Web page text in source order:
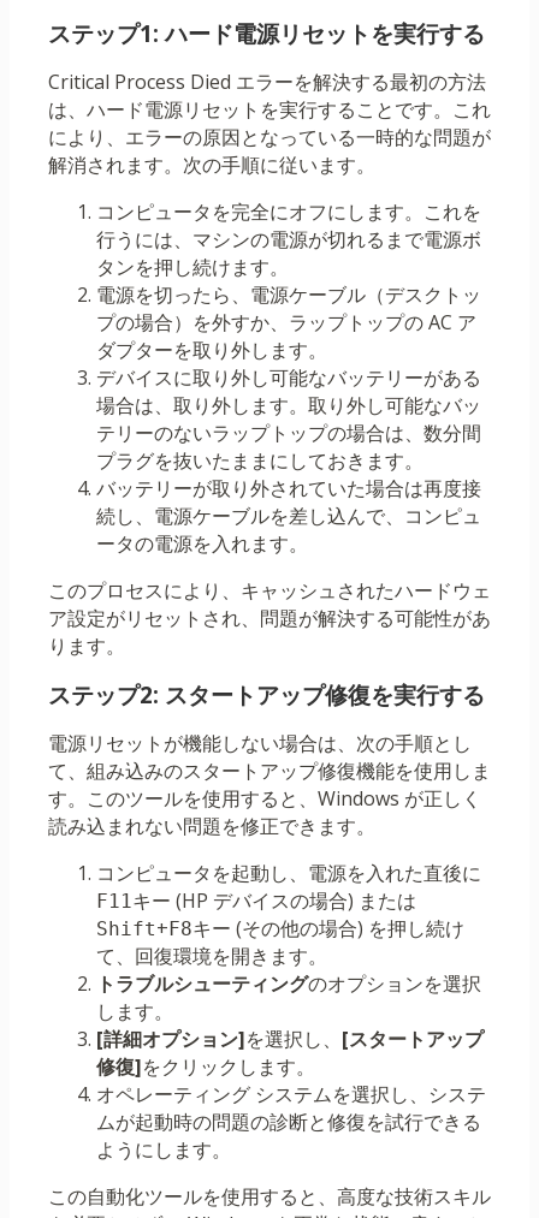
ステップ1: ハード電源リセットを実行する
Critical Process Died エラーを解決する最初の方法
は、ハード電源リセットを実行することです。これ
により、エラーの原因となっている一時的な問題が
解消されます。次の手順に従います。
コンピュータを完全にオフにします。これを
行うには、マシンの電源が切れるまで電源ボ
タンを押し続けます。
電源を切ったら、電源ケーブル（デスクトッ
プの場合）を外すか、ラップトップの AC ア
ダプターを取り外します。
デバイスに取り外し可能なバッテリーがある
場合は、取り外します。取り外し可能なバッ
テリーのないラップトップの場合は、数分間
プラグを抜いたままにしておきます。
バッテリーが取り外されていた場合は再度接
続し、電源ケーブルを差し込んで、コンピュ
ータの電源を入れます。
このプロセスにより、キャッシュされたハードウェ
ア設定がリセットされ、問題が解決する可能性があ
ります。
ステップ2: スタートアップ修復を実行する
電源リセットが機能しない場合は、次の手順とし
て、組み込みのスタートアップ修復機能を使用しま
す。このツールを使用すると、Windows が正しく
読み込まれない問題を修正できます。
コンピュータを起動し、電源を入れた直後に
F11キー (HP デバイスの場合) または
Shift+ F8キー (その他の場合) を押し続け
て、回復環境を開きます。
トラブルシューティングのオプションを選択
します。
[詳細オプション]を選択し、 [スタートアップ
修復]をクリックします。
オペレーティング システムを選択し、システ
ムが起動時の問題の診断と修復を試行できる
ようにします。
この自動化ツールを使用すると、高度な技術スキル